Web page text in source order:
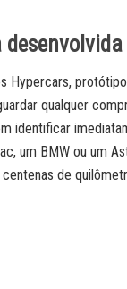
Hypercars,
qualquer
identificar
um BMW ou um
de